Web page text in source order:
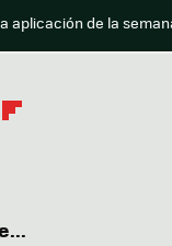
aplicación de la